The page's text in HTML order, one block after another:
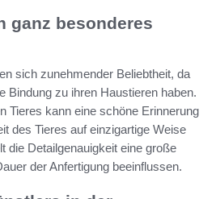
ganz besonderes
sich zunehmender Beliebtheit, da
Bindung zu ihren Haustieren haben.
Tieres kann eine schöne Erinnerung
des Tieres auf einzigartige Weise
die Detailgenauigkeit eine große
der Anfertigung beeinflussen.